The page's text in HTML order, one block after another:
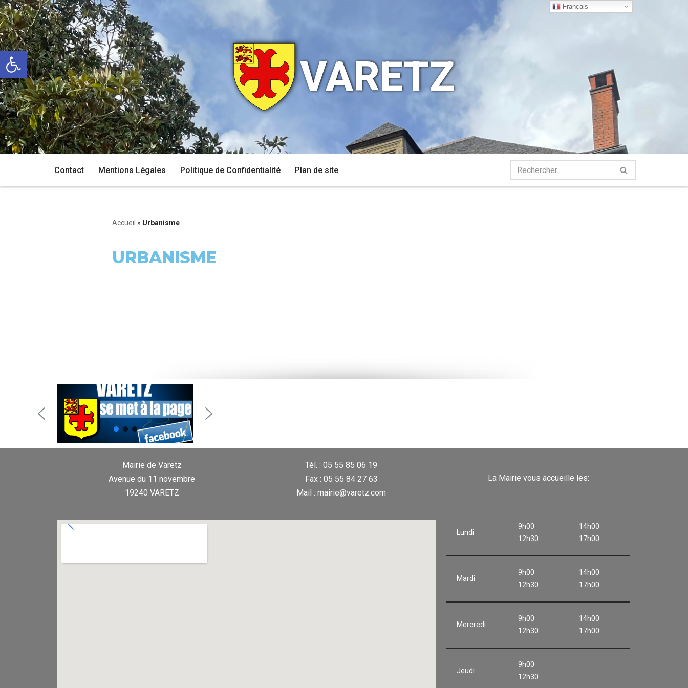
Ouvrir la barre d’outils
Aller
au
contenu
VARETZ
Contact Mentions Légales Politique de Confidentialité Plan de site
Accueil » Urbanisme
URBANISME
Mairie de Varetz
Avenue du 11 novembre
19240 VARETZ
Tél. : 05 55 85 06 19
Fax : 05 55 84 27 63
Mail : mairie@varetz.com
La Mairie vous accueille les:
Lundi
9h00
12h30
14h00
17h00
Mardi
9h00
12h30
14h00
17h00
Mercredi
9h00
12h30
14h00
17h00
Jeudi
9h00
12h30
Français